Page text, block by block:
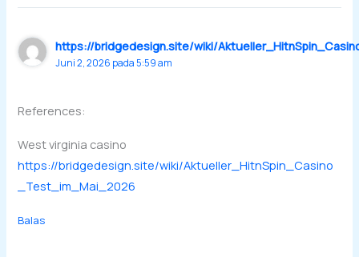
https://bridgedesign.site/wiki/
Juni 2, 2026 pada 5:59 am
References:
West virginia casino
https://bridgedesign.site/wiki/Aktueller_HitnSpin_Casino
_Test_im_Mai_2026
Balas